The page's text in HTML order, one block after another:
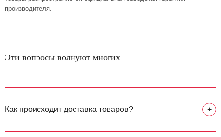
производителя.
Эти вопросы волнуют многих
Как происходит доставка товаров? +